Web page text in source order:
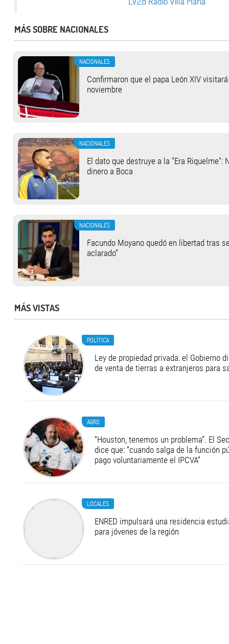
MÁS SOBRE NACIONALES
NACIONALES
Confirmaron que el papa León XIV
noviembre
NACIONALES
El dato que destruye a la "Era Riquelme":
dinero a Boca
NACIONALES
Facundo Moyano quedó en libertad tras
aclarado”
MÁS VISTAS
POLÍTICA
Ley de propiedad privada: el Gobierno
de venta de tierras a extranjeros para
AGRO
“Houston, tenemos un problema”. El
dice que: “cuando salga de la función
pago voluntariamente el IPCVA”
LOCALES
ENRED impulsará una residencia
para jóvenes de la región